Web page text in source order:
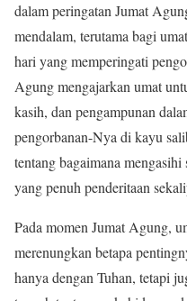
dalam peringatan Jumat
mendalam, terutama bagi
hari yang memperingati
Agung mengajarkan umat
kasih, dan pengampunan
pengorbanan-Nya di kayu
tentang bagaimana mengasihi
yang penuh penderitaan
Pada momen Jumat Agung,
merenungkan betapa
hanya dengan Tuhan, tetapi